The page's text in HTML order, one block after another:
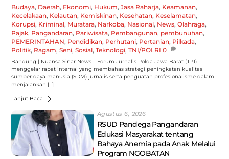
Budaya, Daerah, Ekonomi, Hukum,Jasa Raharja, Keamanan,
Kecelakaan, Kelautan, Kemiskinan, Kesehatan, Keselamatan,
Korupsi, Kriminal, Muratara, Narkoba, Nasional, News,Olahraga,
Pajak, Pangandaran, Pariwisata, Pembangunan, pembunuhan,
PEMERINTAHAN, Pendidikan, Perhutani, Pertanian, Pilkada,
Politik, Ragam,Seni,Sosial,Teknologi,TNI/POLRI 0
Bandung | Nuansa Sinar News – Forum Jurnalis Polda Jawa Barat (JPJ)
menggelar rapat internal yang membahas strategi peningkatan kualitas
sumber daya manusia (SDM) jurnalis serta penguatan profesionalisme dalam
menjalankan […]
Lanjut Baca
Agustus 6, 2026
RSUD Pandega Pangandaran
Edukasi Masyarakat tentang
Bahaya Anemia pada Anak Melalui
Program NGOBATAN